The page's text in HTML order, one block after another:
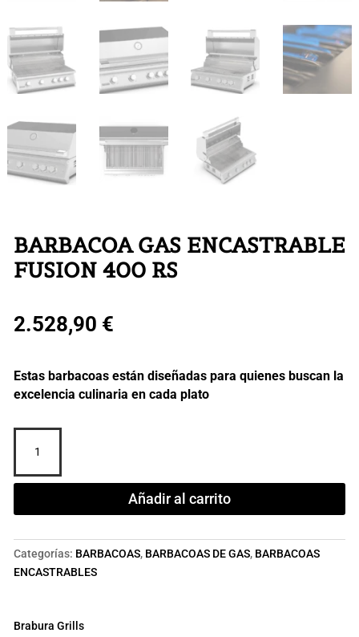
BARBACOA GAS ENCASTRABLE
FUSION 400 RS
2.528,90 €
Estas barbacoas están diseñadas para quienes buscan la
excelencia culinaria en cada plato
ENCASTRABLE
cantidad
Añadir al carrito
Categorías: BARBACOAS, BARBACOAS DE GAS, BARBACOAS
ENCASTRABLES
Brabura Grills